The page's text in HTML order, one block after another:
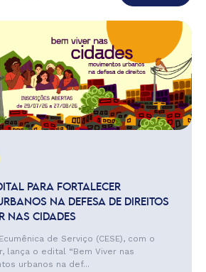
PARA FORTALECER
NA DEFESA DE DIREITOS
NAS CIDADES
de Serviço (CESE), com o
lança o edital “Bem Viver nas
urbanos na def...